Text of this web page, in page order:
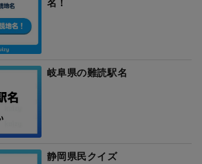
岐阜県の難読駅名
静岡県民クイズ